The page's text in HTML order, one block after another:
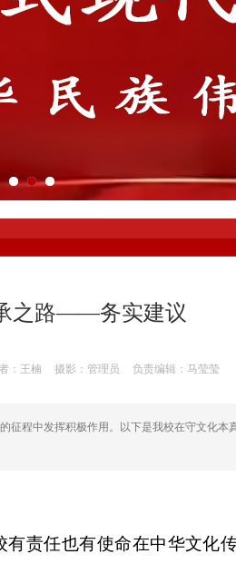
之路——务实建议
：王楠 摄影：管理员 负责编辑：马莹莹
程中发挥积极作用。以下是我校在守文化本
责任也有使命在中华文化